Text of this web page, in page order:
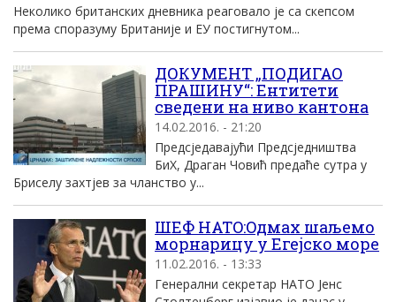
Неколико британских дневника реаговало је са скепсом
према споразуму Британије и ЕУ постигнутом...
ДОКУМЕНТ „ПОДИГАО
ПРАШИНУ“: Ентитети
сведени на ниво кантона
14.02.2016. - 21:20
Предсједавајући Предсједништва
БиХ, Драган Човић предаће сутра у
Бриселу захтјев за чланство у...
ШЕФ НATO:Oдмах шаљемо
морнарицу у Eгеjско море
11.02.2016. - 13:33
Генерални секретар НATO Jенс